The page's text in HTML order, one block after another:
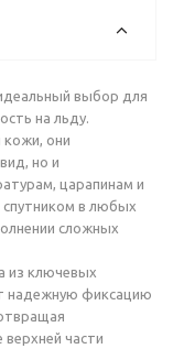
выбор для
на льду.
кожи, они
но и
царапинам и
в любых
сложных
из ключевых
надежную фиксацию
части